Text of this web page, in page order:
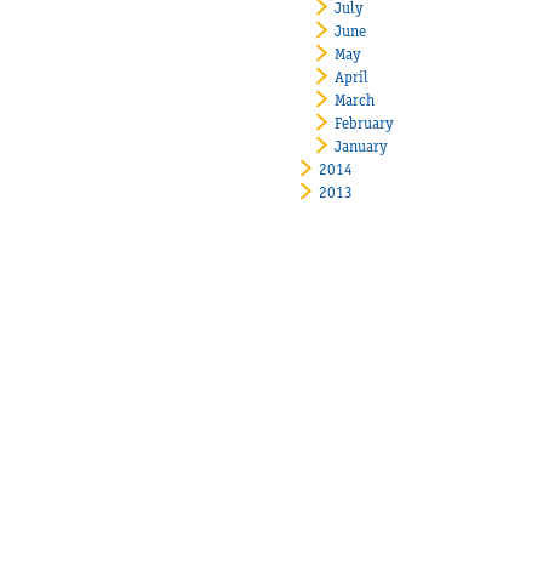
July
June
May
April
March
February
January
2014
2013